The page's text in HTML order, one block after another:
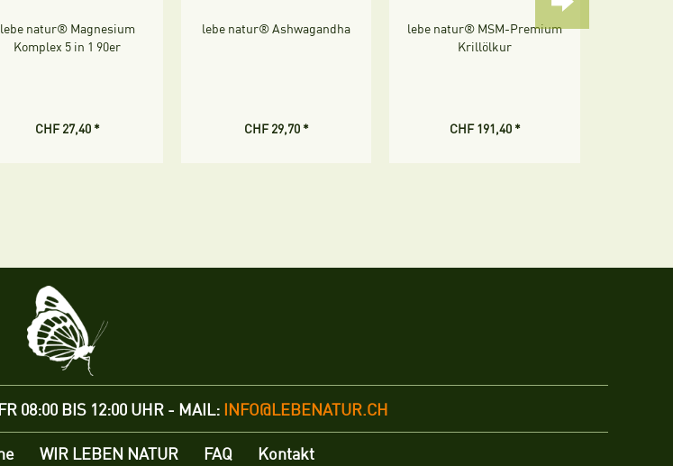
lebe natur® Magnesium
Komplex 5 in 1 90er
CHF 27,40 *
lebe natur® Ashwagandha
CHF 29,70 *
lebe natur® MSM-Premium
Krillölkur
CHF 191,40 *
08:00 BIS 12:00 UHR - MAIL: INFO@LEBENATUR.CH
WIR LEBEN NATUR FAQ Kontakt